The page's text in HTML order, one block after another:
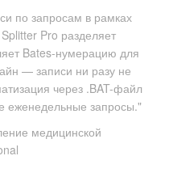
по запросам в рамках
Pro разделяет
Bates-нумерацию для
— записи ни разу не
через .BAT-файл
еженедельные запросы."
медицинской